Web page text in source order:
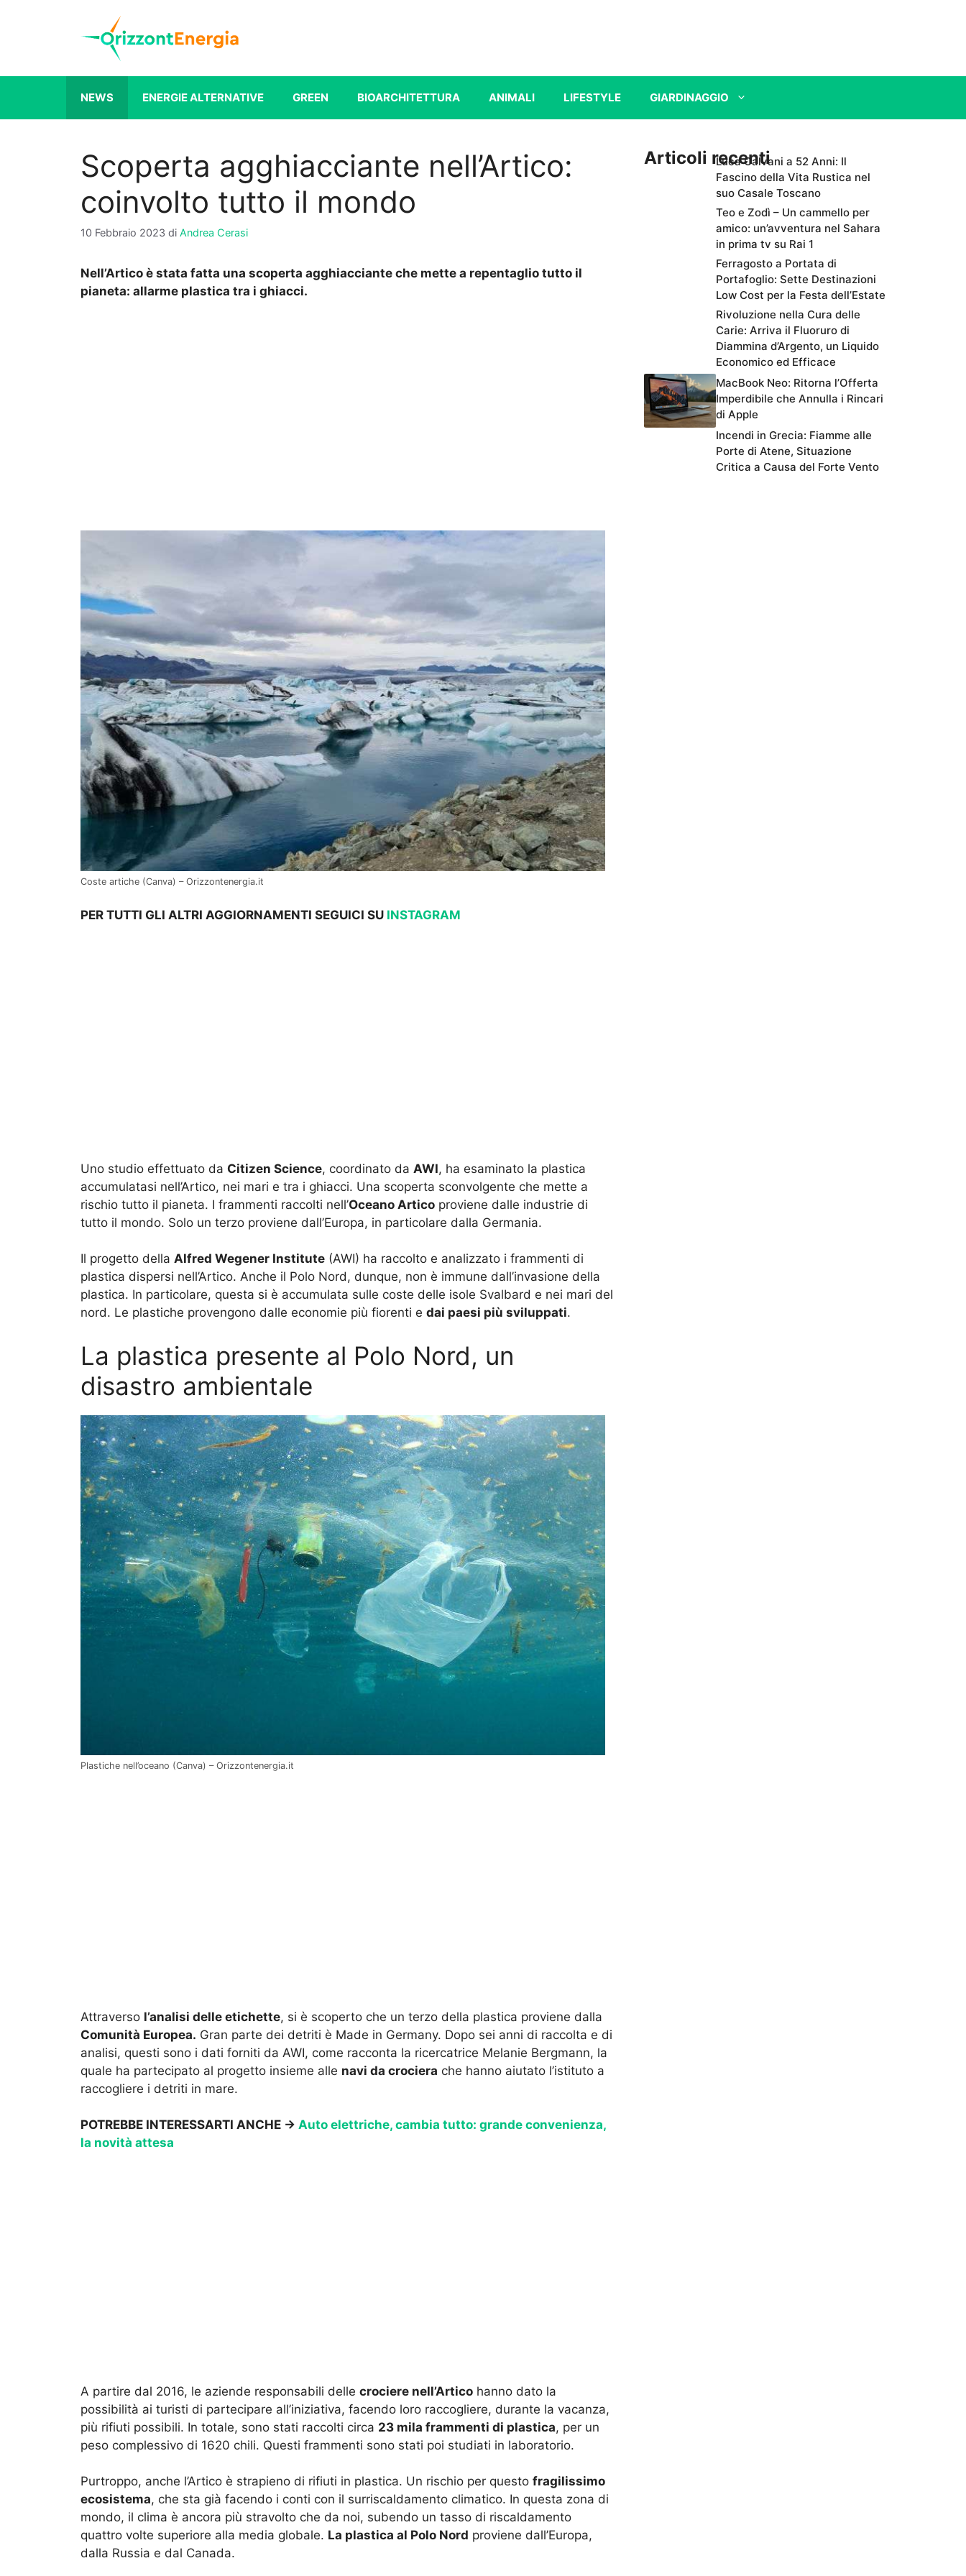
NEWS ENERGIE ALTERNATIVE GREEN BIOARCHITETTURA ANIMALI LIFESTYLE GIARDINAGGIO
Scoperta agghiacciante nell’Artico:
coinvolto tutto il mondo
10 Febbraio 2023 di Andrea Cerasi
Nell’Artico è stata fatta una scoperta agghiacciante che mette a repentaglio tutto il
pianeta: allarme plastica tra i ghiacci.
Coste artiche (Canva) – Orizzontenergia.it
PER TUTTI GLI ALTRI AGGIORNAMENTI SEGUICI SU INSTAGRAM
Uno studio effettuato da Citizen Science, coordinato da AWI, ha esaminato la plastica
accumulatasi nell’Artico, nei mari e tra i ghiacci. Una scoperta sconvolgente che mette a
rischio tutto il pianeta. I frammenti raccolti nell’Oceano Artico proviene dalle industrie di
tutto il mondo. Solo un terzo proviene dall’Europa, in particolare dalla Germania.
Il progetto della Alfred Wegener Institute (AWI) ha raccolto e analizzato i frammenti di
plastica dispersi nell’Artico. Anche il Polo Nord, dunque, non è immune dall’invasione della
plastica. In particolare, questa si è accumulata sulle coste delle isole Svalbard e nei mari del
nord. Le plastiche provengono dalle economie più fiorenti e dai paesi più sviluppati.
La plastica presente al Polo Nord, un
disastro ambientale
Plastiche nell’oceano (Canva) – Orizzontenergia.it
Attraverso l’analisi delle etichette, si è scoperto che un terzo della plastica proviene dalla
Comunità Europea. Gran parte dei detriti è Made in Germany. Dopo sei anni di raccolta e di
analisi, questi sono i dati forniti da AWI, come racconta la ricercatrice Melanie Bergmann, la
quale ha partecipato al progetto insieme alle navi da crociera che hanno aiutato l’istituto a
raccogliere i detriti in mare.
POTREBBE INTERESSARTI ANCHE → Auto elettriche, cambia tutto: grande convenienza,
la novità attesa
A partire dal 2016, le aziende responsabili delle crociere nell’Artico hanno dato la
possibilità ai turisti di partecipare all’iniziativa, facendo loro raccogliere, durante la vacanza,
più rifiuti possibili. In totale, sono stati raccolti circa 23 mila frammenti di plastica, per un
peso complessivo di 1620 chili. Questi frammenti sono stati poi studiati in laboratorio.
Purtroppo, anche l’Artico è strapieno di rifiuti in plastica. Un rischio per questo fragilissimo
ecosistema, che sta già facendo i conti con il surriscaldamento climatico. In questa zona di
mondo, il clima è ancora più stravolto che da noi, subendo un tasso di riscaldamento
quattro volte superiore alla media globale. La plastica al Polo Nord proviene dall’Europa,
dalla Russia e dal Canada.
Articoli recentiLuca Calvani a 52 Anni: Il
Fascino della Vita Rustica nel
suo Casale Toscano
Teo e Zodì – Un cammello per
amico: un’avventura nel Sahara
in prima tv su Rai 1
Ferragosto a Portata di
Portafoglio: Sette Destinazioni
Low Cost per la Festa dell’Estate
Rivoluzione nella Cura delle
Carie: Arriva il Fluoruro di
Diammina d’Argento, un Liquido
Economico ed Efficace
MacBook Neo: Ritorna l’Offerta
Imperdibile che Annulla i Rincari
di Apple
Incendi in Grecia: Fiamme alle
Porte di Atene, Situazione
Critica a Causa del Forte Vento